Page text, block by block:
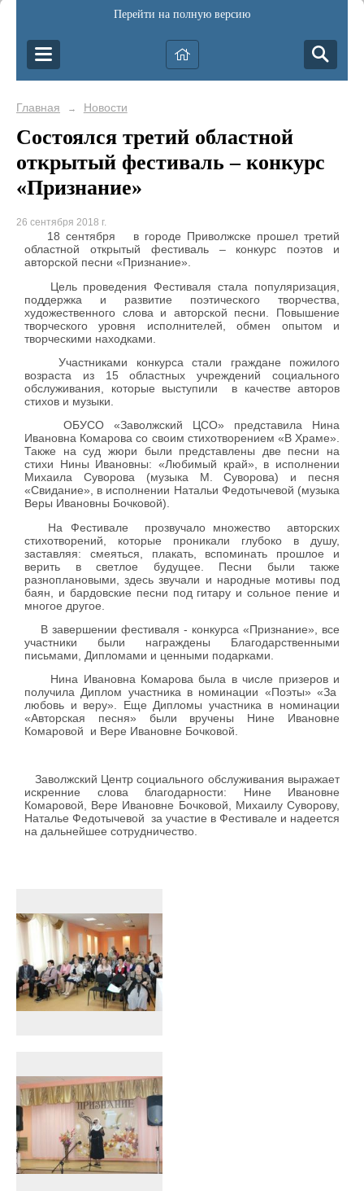
Перейти на полную версию
Главная → Новости
Состоялся третий областной
открытый фестиваль – конкурс
«Признание»
26 сентября 2018 г.
18 сентября в городе Приволжске прошел третий
областной открытый фестиваль – конкурс поэтов и
авторской песни «Признание».
Цель проведения Фестиваля стала популяризация,
поддержка и развитие поэтического творчества,
художественного слова и авторской песни. Повышение
творческого уровня исполнителей, обмен опытом и
творческими находками.
Участниками конкурса стали граждане пожилого
возраста из 15 областных учреждений социального
обслуживания, которые выступили в качестве авторов
стихов и музыки.
ОБУСО «Заволжский ЦСО» представила Нина
Ивановна Комарова со своим стихотворением «В Храме».
Также на суд жюри были представлены две песни на
стихи Нины Ивановны: «Любимый край», в исполнении
Михаила Суворова (музыка М. Суворова) и песня
«Свидание», в исполнении Натальи Федотычевой (музыка
Веры Ивановны Бочковой).
На Фестивале прозвучало множество авторских
стихотворений, которые проникали глубоко в душу,
заставляя: смеяться, плакать, вспоминать прошлое и
верить в светлое будущее. Песни были также
разноплановыми, здесь звучали и народные мотивы под
баян, и бардовские песни под гитару и сольное пение и
многое другое.
В завершении фестиваля - конкурса «Признание», все
участники были награждены Благодарственными
письмами, Дипломами и ценными подарками.
Нина Ивановна Комарова была в числе призеров и
получила Диплом участника в номинации «Поэты» «За
любовь и веру». Еще Дипломы участника в номинации
«Авторская песня» были вручены Нине Ивановне
Комаровой и Вере Ивановне Бочковой.
Заволжский Центр социального обслуживания выражает
искренние слова благодарности: Нине Ивановне
Комаровой, Вере Ивановне Бочковой, Михаилу Суворову,
Наталье Федотычевой за участие в Фестивале и надеется
на дальнейшее сотрудничество.